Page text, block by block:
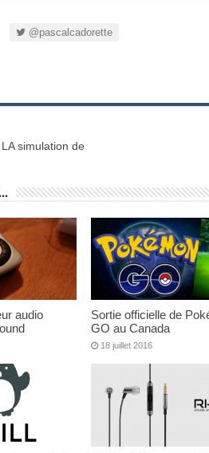
@pascalcadorette
simulation de
audio
Sortie officielle de
GO au Canada
18 juillet 2016